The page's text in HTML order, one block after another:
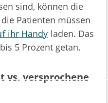
sind, können die
Patienten müssen
ihr Handy laden. Das
5 Prozent getan.
vs. versprochene